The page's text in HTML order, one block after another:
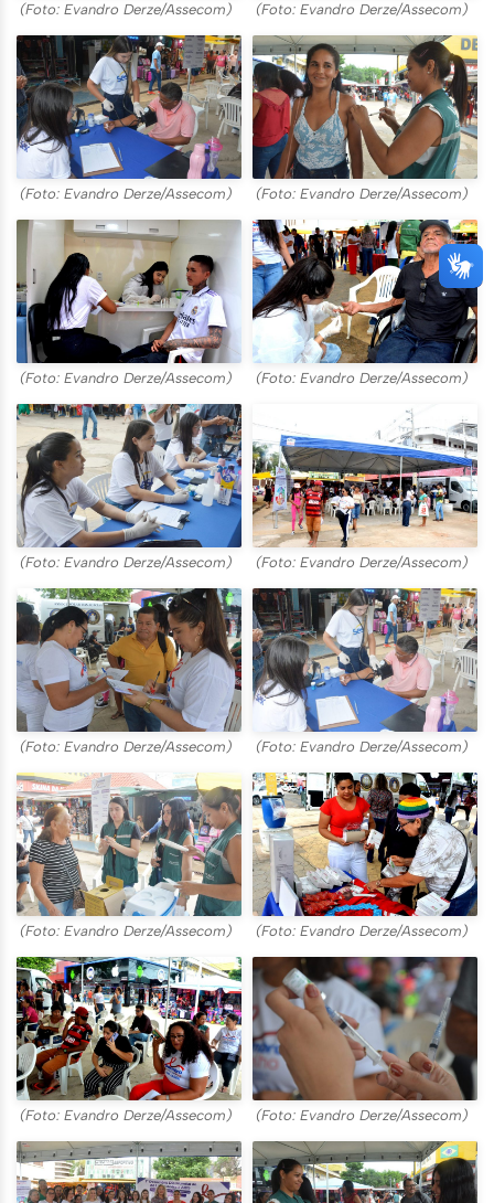
(Foto: Evandro Derze/Assecom) (Foto: Evandro Derze/Assecom)
(Foto: Evandro Derze/Assecom) (Foto: Evandro Derze/Assecom)
(Foto: Evandro Derze/Assecom) (Foto: Evandro Derze/Assecom)
(Foto: Evandro Derze/Assecom) (Foto: Evandro Derze/Assecom)
(Foto: Evandro Derze/Assecom) (Foto: Evandro Derze/Assecom)
(Foto: Evandro Derze/Assecom) (Foto: Evandro Derze/Assecom)
(Foto: Evandro Derze/Assecom) (Foto: Evandro Derze/Assecom)